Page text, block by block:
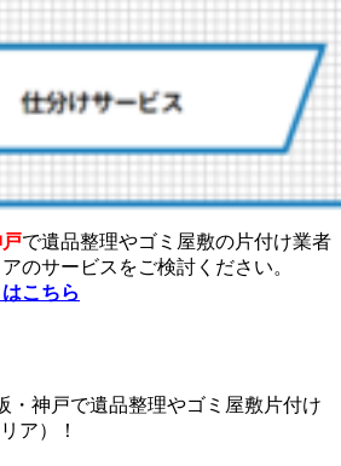
で遺品整理やゴミ屋敷の片付け業者
のサービスをご検討ください。
こちら
・神戸で遺品整理やゴミ屋敷片付け
ア）！